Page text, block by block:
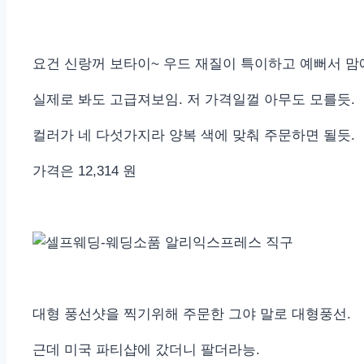
요건 신랑꺼 보타이~ 우드 재질이 특이하고 예뻐서 맘
실제로 봐도 고급져보임. 저 가격일껄 아무도 모를듯.
컬러가 네 다섯가지라 양복 색에 맞춰 주문하면 될듯.
가격은 12,314 원
대형 풍선샷을 찍기위해 주문한 그야 말로 대형풍선.
근데 미국 파티샵에 갔더니 팔더라능.